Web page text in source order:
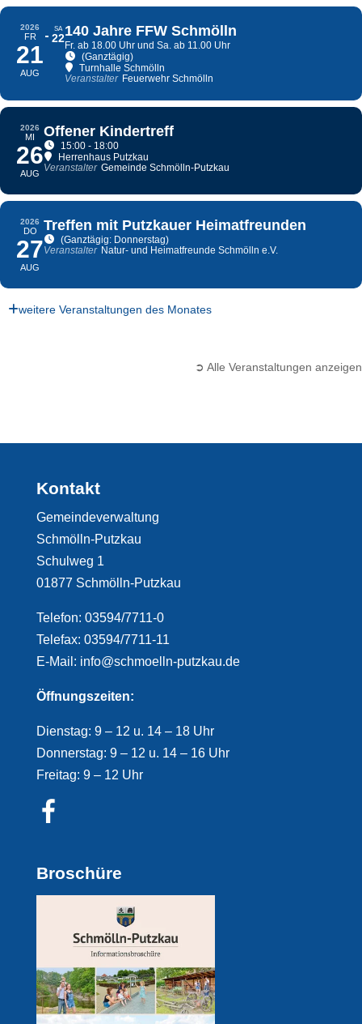
2026
FR
21
AUG
SA
22140 Jahre FFW Schmölln
Fr. ab 18.00 Uhr und Sa. ab 11.00 Uhr
(Ganztägig)
Turnhalle Schmölln
Veranstalter Feuerwehr Schmölln
2026
MI
26
AUG
Offener Kindertreff
15:00 - 18:00
Herrenhaus Putzkau
Veranstalter Gemeinde Schmölln-Putzkau
2026
DO
27
AUG
Treffen mit Putzkauer Heimatfreunden
(Ganztägig: Donnerstag)
Veranstalter Natur- und Heimatfreunde Schmölln e.V.
weitere Veranstaltungen des Monates
➲ Alle Veranstaltungen anzeigen
Kontakt
Gemeindeverwaltung
Schmölln-Putzkau
Schulweg 1
01877 Schmölln-Putzkau
Telefon: 03594/7711-0
Telefax: 03594/7711-11
E-Mail: info@schmoelln-putzkau.de
Öffnungszeiten:
Dienstag: 9 – 12 u. 14 – 18 Uhr
Donnerstag: 9 – 12 u. 14 – 16 Uhr
Freitag: 9 – 12 Uhr
Broschüre